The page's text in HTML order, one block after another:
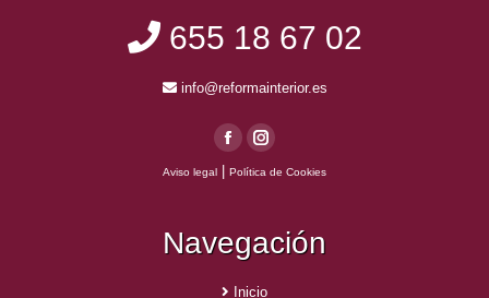
655 18 67 02
info@reformainterior.es
Facebook
page
in
new
window
Instagram
page
in
window
Aviso legal Política de Cookies
Navegación
Inicio